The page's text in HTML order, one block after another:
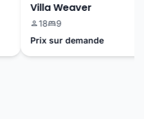
Villa Weaver
18
9
Prix sur demande